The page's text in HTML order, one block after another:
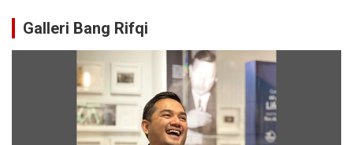
Galleri Bang Rifqi